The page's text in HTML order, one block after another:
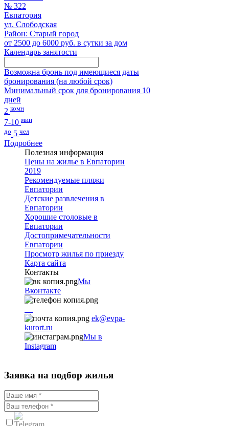
№ 322
Евпатория
ул. Слободская
Район: Старый город
от 2500 до 6000 руб. в сутки за дом
Календарь занятости
Возможна бронь под имеющиеся даты
бронирования (на любой срок)
Минимальный срок для бронирования 10
дней
2 комн
7-10 мин
до 5 чел
Подробнее
Полезная информация
Цены на жилье в Евпатории
2019
Рекомендуемые пляжи
Евпатории
Детские развлечения в
Евпатории
Хорошие столовые в
Евпатории
Достопримечательности
Евпатории
Просмотр жилья по приезду
Карта сайта
Контакты
Мы
Вконтакте
ek@evpa-
kurort.ru
Мы в
Instagram
Заявка на подбор жилья